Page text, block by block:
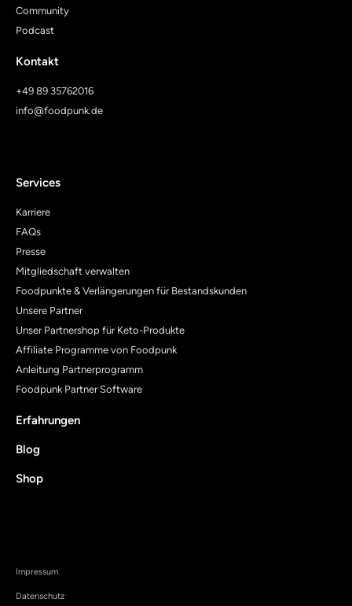
Community
Podcast
Kontakt
+49 89 35762016
info@foodpunk.de
Services
Karriere
FAQs
Presse
Mitgliedschaft verwalten
Foodpunkte & Verlängerungen für Bestandskunden
Unsere Partner
Unser Partnershop für Keto-Produkte
Affiliate Programme von Foodpunk
Anleitung Partnerprogramm
Foodpunk Partner Software
Erfahrungen
Blog
Shop
Impressum
Datenschutz